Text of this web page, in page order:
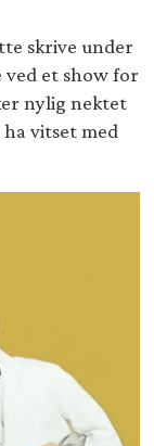
skrive under
ved et show for
nylig nektet
vitset med